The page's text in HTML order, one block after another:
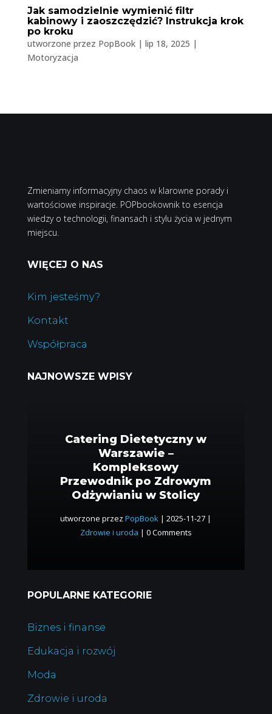
Jak samodzielnie wymienić filtr
kabinowy i zaoszczędzić? Instrukcja krok
po kroku
utworzone przez PopBook| lip 18, 2025 |
Motoryzacja
Zmieniamy informacyjny chaos w klarowne porady i
wartościowe inspiracje. POPbookownik to esencja
wiedzy o technologii, finansach i stylu życia w jednym
miejscu.
WIĘCEJ O NAS
Kim jesteśmy?
Kontakt
Współpraca
NAJNOWSZE WPISY
Catering Dietetyczny w
Warszawie –
Kompleksowy
Przewodnik po Zdrowym
Odżywianiu w Stolicy
utworzone przezPopBook |2025-11-27 |
Zdrowie i uroda | 0 Comments
POPULARNE KATEGORIE
Biznes i finanse
Edukacja i rozwój
Moda
Zdrowie i uroda